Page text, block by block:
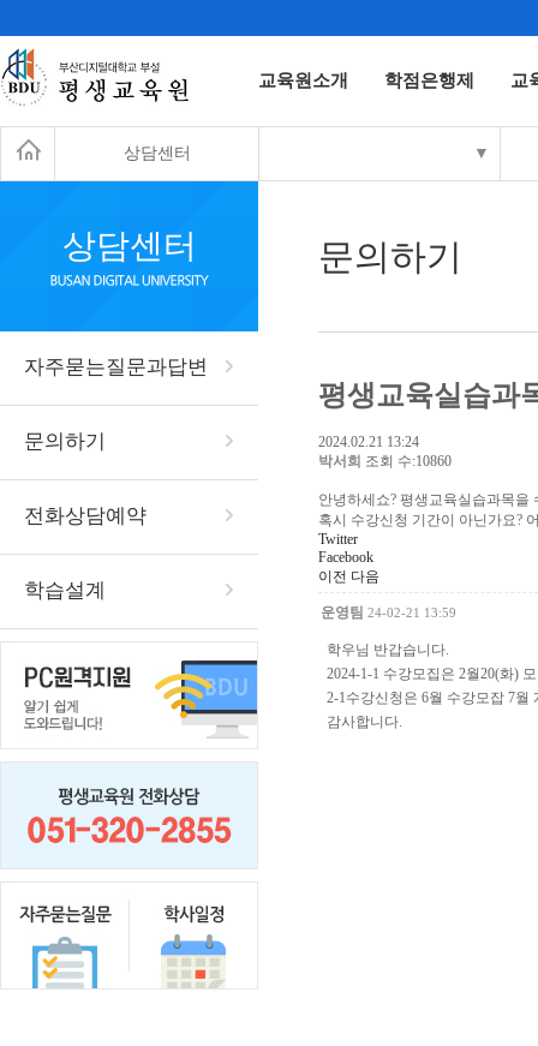
교육원소개 학점은행제 교
상담센터 ▼
상담센터
자주묻는질문과답변
문의하기
전화상담예약
학습설계
문의하기
평생교육실습과
2024.02.21 13:24
박서희 조회 수:10860
안녕하세쇼? 평생교육실습과목
혹시 수강신청 기간이 아닌가요?
Twitter
Facebook
이전 다음
운영팀 24-02-21 13:59
학우님 반갑습니다.
2024-1-1 수강모집은 2월20(화)
2-1수강신청은 6월 수강모잡 7
감사합니다.